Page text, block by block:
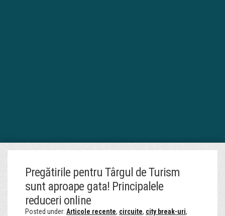
Pregătirile pentru Târgul de Turism
sunt aproape gata! Principalele
reduceri online
Posted under: Articole recente, circuite, city break-uri,